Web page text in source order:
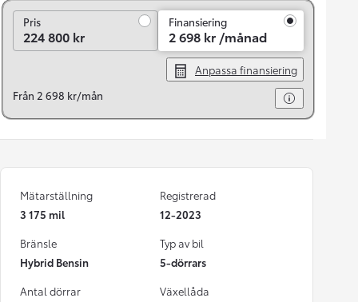
PrisPris
224 800 kr
Finansiering
2 698 kr /månad
Anpassa finansiering
Från 2 698 kr/mån
Mätarställning
3 175 mil
Registrerad
12-2023
Bränsle
Hybrid Bensin
Typ av bil
5-dörrars
Antal dörrar
Växellåda